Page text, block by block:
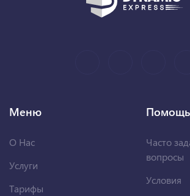
Меню
О Нас
Услуги
Тарифы
Помощь
Часто
вопросы
Условия